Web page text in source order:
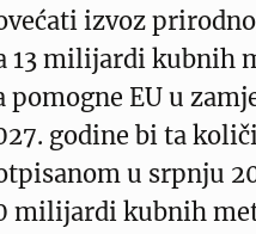
izvoz
13 milijardi kubnih
pomogne EU u
godine bi ta
u srpnju
milijardi kubnih